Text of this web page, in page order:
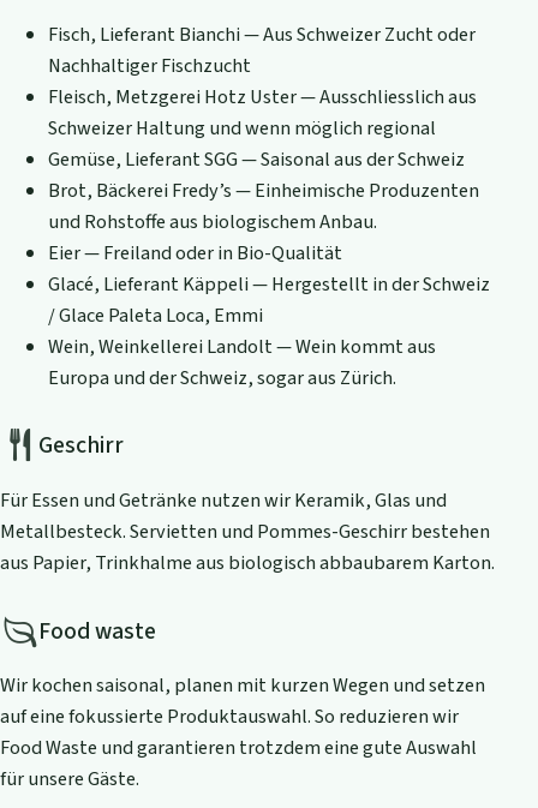
Fisch, Lieferant Bianchi — Aus Schweizer Zucht oder
Nachhaltiger Fischzucht
Fleisch, Metzgerei Hotz Uster — Ausschliesslich aus
Schweizer Haltung und wenn möglich regional
Gemüse, Lieferant SGG — Saisonal aus der Schweiz
Brot, Bäckerei Fredy’s — Einheimische Produzenten
und Rohstoffe aus biologischem Anbau.
Eier — Freiland oder in Bio-Qualität
Glacé, Lieferant Käppeli — Hergestellt in der Schweiz
/ Glace Paleta Loca, Emmi
Wein, Weinkellerei Landolt — Wein kommt aus
Europa und der Schweiz, sogar aus Zürich.
Geschirr
Für Essen und Getränke nutzen wir Keramik, Glas und
Metallbesteck. Servietten und Pommes-Geschirr bestehen
aus Papier, Trinkhalme aus biologisch abbaubarem Karton.
Food waste
Wir kochen saisonal, planen mit kurzen Wegen und setzen
auf eine fokussierte Produktauswahl. So reduzieren wir
Food Waste und garantieren trotzdem eine gute Auswahl
für unsere Gäste.